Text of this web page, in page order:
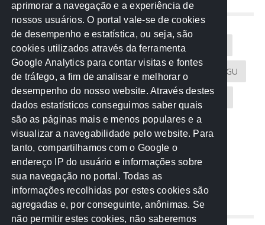
NUVEM DE TAGS
Acontece na Rede AGU AMM
Atricon Audicom CAU-MT CGU
CREA-MT Eventos MPC-MT MPE-MT
MPF Notícias PF PGE-MT PGR
Receita Federal Sem categoria
TCE-MT TCU TRE
REDE NOS ESTADOS
aprimorar a navegação e a experiência de
nossos usuários. O portal vale-se de cookies
de desempenho e estatística, ou seja, são
cookies utilizados através da ferramenta
Google Analytics para contar visitas e fontes
de tráfego, a fim de analisar e melhorar o
desempenho do nosso website. Através destes
dados estatísticos conseguimos saber quais
são as páginas mais e menos populares e a
visualizar a navegabilidade pelo website. Para
tanto, compartilhamos com o Google o
endereço IP do usuário e informações sobre
sua navegação no portal. Todas as
informações recolhidas por estes cookies são
agregadas e, por conseguinte, anônimas. Se
não permitir estes cookies, não saberemos